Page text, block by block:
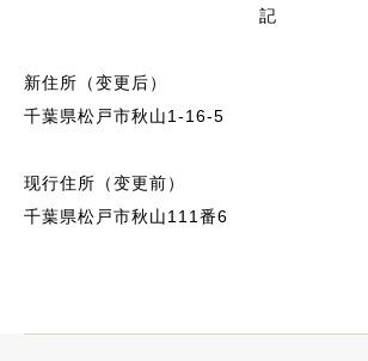
記
新住所（变更后）
千葉県松戸市秋山1-16-5
现行住所（变更前）
千葉県松戸市秋山111番6